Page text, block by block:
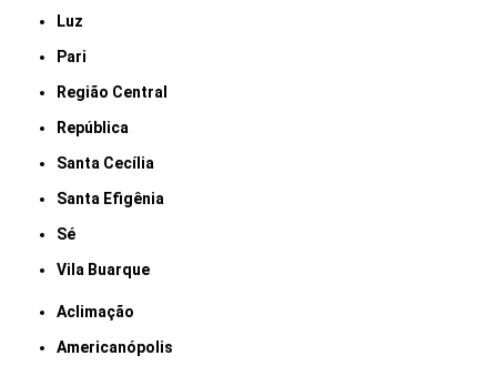
Luz
Pari
Região Central
República
Santa Cecília
Santa Efigênia
Sé
Vila Buarque
Aclimação
Americanópolis